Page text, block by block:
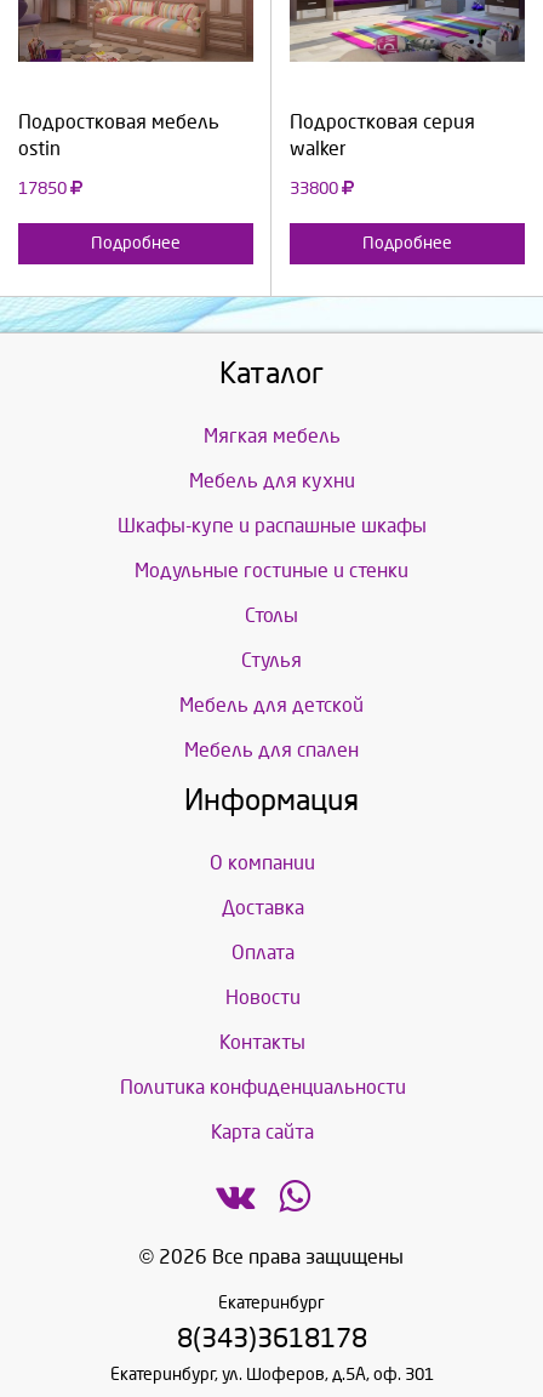
Подростковая мебель
ostin
17850
Подробнее
Подростковая серия
walker
33800
Подробнее
Каталог
Мягкая мебель
Мебель для кухни
Шкафы-купе и распашные шкафы
Модульные гостиные и стенки
Столы
Стулья
Мебель для детской
Мебель для спален
Информация
О компании
Доставка
Оплата
Новости
Контакты
Политика конфиденциальности
Карта сайта
© 2026 Все права защищены
Екатеринбург
8(343)3618178
Екатеринбург, ул. Шоферов, д.5А, оф. 301